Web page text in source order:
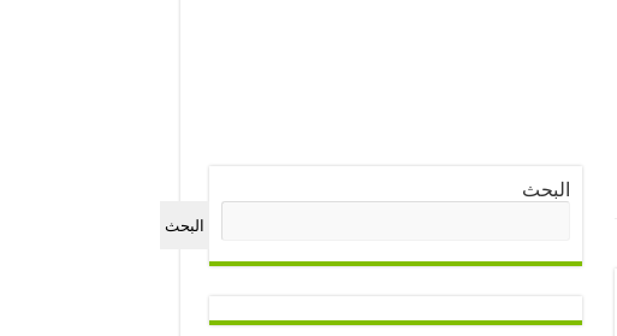
البحث
البحث